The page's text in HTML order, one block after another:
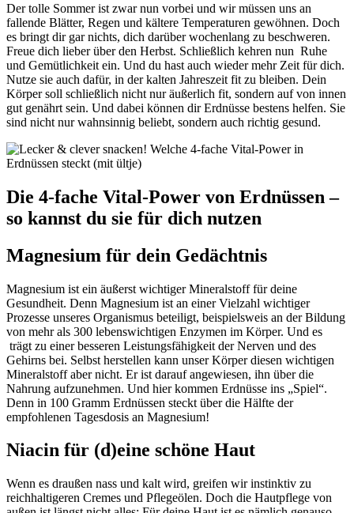
Der tolle Sommer ist zwar nun vorbei und wir müssen uns an
fallende Blätter, Regen und kältere Temperaturen gewöhnen. Doch
es bringt dir gar nichts, dich darüber wochenlang zu beschweren.
Freue dich lieber über den Herbst. Schließlich kehren nun Ruhe
und Gemütlichkeit ein. Und du hast auch wieder mehr Zeit für dich.
Nutze sie auch dafür, in der kalten Jahreszeit fit zu bleiben. Dein
Körper soll schließlich nicht nur äußerlich fit, sondern auf von innen
gut genährt sein. Und dabei können dir Erdnüsse bestens helfen. Sie
sind nicht nur wahnsinnig beliebt, sondern auch richtig gesund.
Die 4-fache Vital-Power von Erdnüssen –
so kannst du sie für dich nutzen
Magnesium für dein Gedächtnis
Magnesium ist ein äußerst wichtiger Mineralstoff für deine
Gesundheit. Denn Magnesium ist an einer Vielzahl wichtiger
Prozesse unseres Organismus beteiligt, beispielsweis an der Bildung
von mehr als 300 lebenswichtigen Enzymen im Körper. Und es
trägt zu einer besseren Leistungsfähigkeit der Nerven und des
Gehirns bei. Selbst herstellen kann unser Körper diesen wichtigen
Mineralstoff aber nicht. Er ist darauf angewiesen, ihn über die
Nahrung aufzunehmen. Und hier kommen Erdnüsse ins „Spiel“.
Denn in 100 Gramm Erdnüssen steckt über die Hälfte der
empfohlenen Tagesdosis an Magnesium!
Niacin für (d)eine schöne Haut
Wenn es draußen nass und kalt wird, greifen wir instinktiv zu
reichhaltigeren Cremes und Pflegeölen. Doch die Hautpflege von